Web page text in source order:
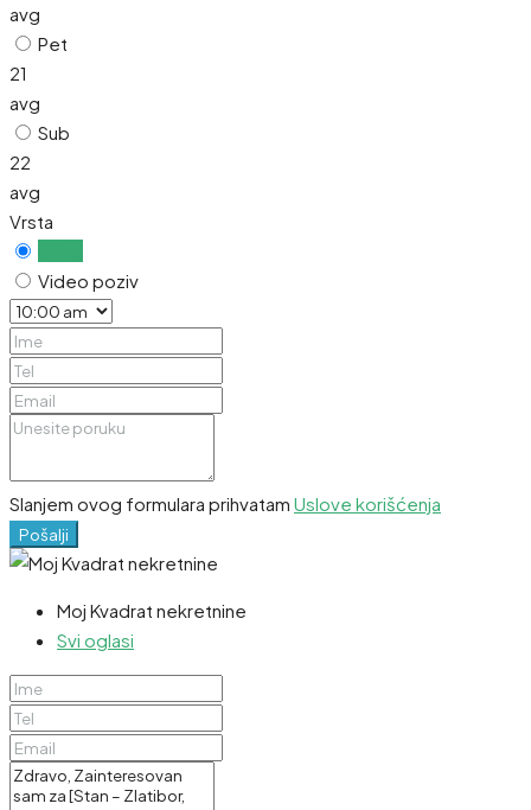
avg
Pet
21
avg
Sub
22
avg
Vrsta
Video poziv
Slanjem ovog formulara prihvatam Uslove korišćenja
Pošalji
Moj Kvadrat nekretnine
Svi oglasi